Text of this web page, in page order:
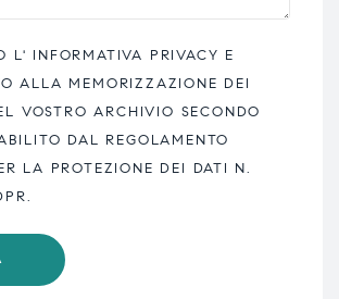
L' INFORMATIVA PRIVACY E
ALLA MEMORIZZAZIONE DEI
VOSTRO ARCHIVIO SECONDO
DAL REGOLAMENTO
LA PROTEZIONE DEI DATI N.